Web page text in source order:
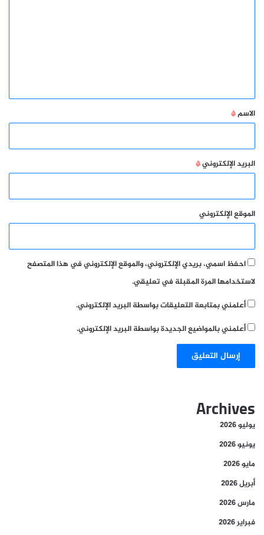
*
الاسم*
البريد الإلكتروني*
الموقع الإلكتروني
احفظ اسمي، بريدي الإلكتروني، والموقع الإلكتروني في هذا المتصفح
لاستخدامها المرة المقبلة في تعليقي.
أعلمني بمتابعة التعليقات بواسطة البريد الإلكتروني.
أعلمني بالمواضيع الجديدة بواسطة البريد الإلكتروني.
Archives
يوليو 2026
يونيو 2026
مايو 2026
أبريل 2026
مارس 2026
فبراير 2026